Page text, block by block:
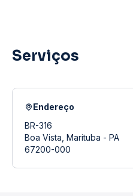
Serviços
Endereço
BR-316
Boa Vista, Marituba - PA
67200-000